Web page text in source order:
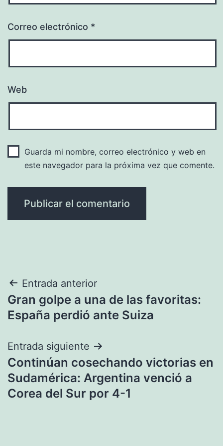
Correo electrónico *
Web
Guarda mi nombre, correo electrónico y web en
este navegador para la próxima vez que comente.
Navegación
de
Entrada anterior
Gran golpe a una de las favoritas:
España perdió ante Suiza
Entrada siguiente
Continúan cosechando victorias en
Sudamérica: Argentina venció a
Corea del Sur por 4-1